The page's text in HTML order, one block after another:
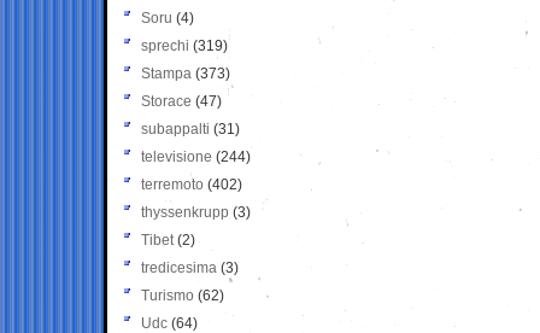
Soru (4)
sprechi (319)
Stampa (373)
Storace (47)
subappalti (31)
televisione(244)
terremoto (402)
thyssenkrupp (3)
Tibet(2)
tredicesima (3)
Turismo (62)
Udc (64)